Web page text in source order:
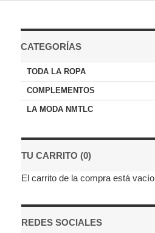
CATEGORÍAS
TODA LA ROPA
COMPLEMENTOS
LA MODA NMTLC
TU CARRITO (0)
El carrito de la compra está vacío
REDES SOCIALES